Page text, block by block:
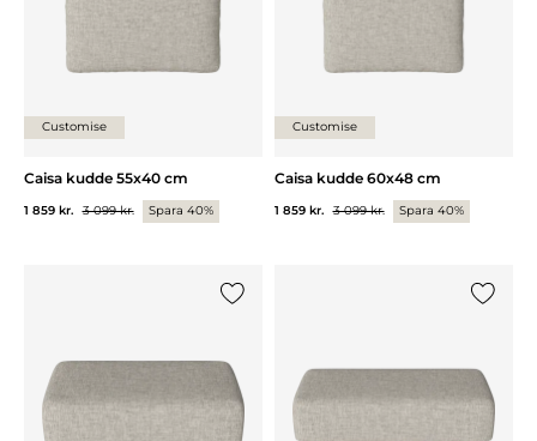
Customise
Caisa kudde 55x40 cm
1 859 kr. 3 099 kr. Spara 40%
Customise
Caisa kudde 60x48 cm
1 859 kr. 3 099 kr. Spara 40%